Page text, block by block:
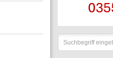
Suchen
...